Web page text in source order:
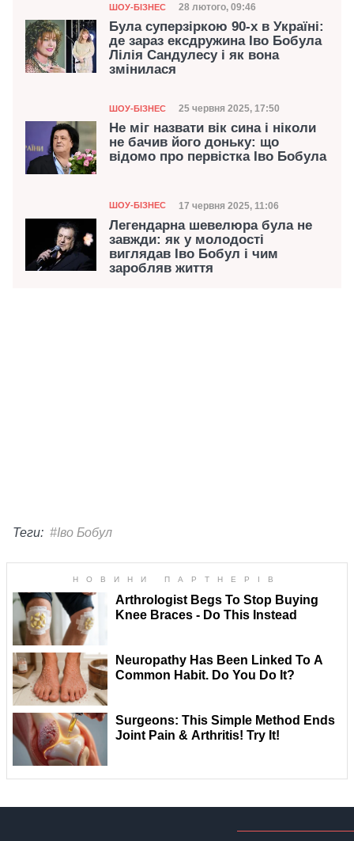
Категорія
ШОУ-БІЗНЕС Дата публікації
28 лютого, 09:46
Була суперзіркою 90-х в Україні:
де зараз ексдружина Іво Бобула
Лілія Сандулесу і як вона
змінилася
Категорія
ШОУ-БІЗНЕС Дата публікації
25 червня 2025, 17:50
Не міг назвати вік сина і ніколи
не бачив його доньку: що
відомо про первістка Іво Бобула
Категорія
ШОУ-БІЗНЕС Дата публікації
17 червня 2025, 11:06
Легендарна шевелюра була не
завжди: як у молодості
виглядав Іво Бобул і чим
заробляв життя
Теги: #Іво Бобул